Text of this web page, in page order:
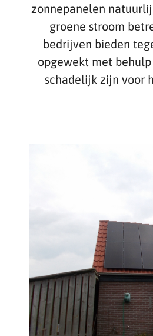
zonnepanelen
groene stroom
bedrijven bieden
opgewekt met
schadelijk zijn voor